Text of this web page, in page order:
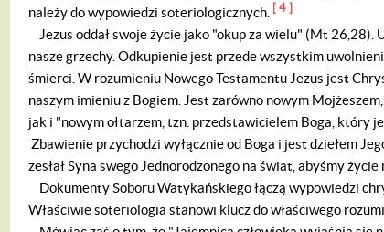
należy do wypowiedzi soteriologicznych. [ 4 ]
Jezus oddał swoje życie jako "okup za wielu" (Mt 26,28).
nasze grzechy. Odkupienie jest przede wszystkim
śmierci. W rozumieniu Nowego Testamentu Jezus jest
naszym imieniu z Bogiem. Jest zarówno nowym
jak i "nowym ołtarzem, tzn. przedstawicielem Boga, który
Zbawienie przychodzi wyłącznie od Boga i jest dziełem
zesłał Syna swego Jednorodzonego na świat, abyśmy
Dokumenty Soboru Watykańskiego łączą wypowiedzi
Właściwie soteriologia stanowi klucz do właściwego